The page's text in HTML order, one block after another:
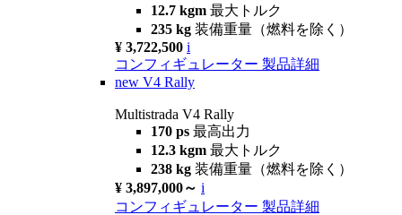
12.7 kgm 最大トルク
235 kg 装備重量（燃料を除く）
¥ 3,722,500 i
コンフィギュレーター 製品詳細
new V4 Rally
Multistrada V4 Rally
170 ps 最高出力
12.3 kgm 最大トルク
238 kg 装備重量（燃料を除く）
¥ 3,897,000～ i
コンフィギュレーター 製品詳細